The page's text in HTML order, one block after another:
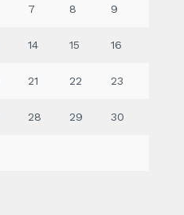
7 8 9
14 15 16
21 22 23
28 29 30